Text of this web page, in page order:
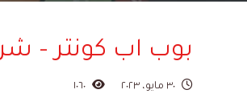
بوب اب كونتر –
٣٠ مايو، ٢٠٢٣ ١٠٦٠